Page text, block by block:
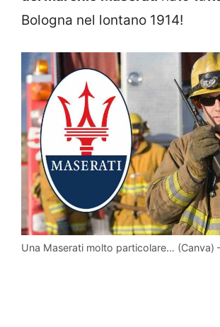
Bologna nel lontano 1914!
Una Maserati molto particolare… (Canva)